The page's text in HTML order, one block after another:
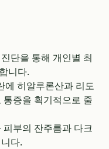
단을 통해 개인별 최
니다.
에 히알루론산과 리도
증을 획기적으로 줄
부의 잔주름과 다크
다.